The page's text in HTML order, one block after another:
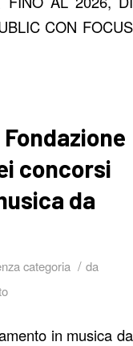
CON FOCUS
concorsi
da
categoria / da
in musica da